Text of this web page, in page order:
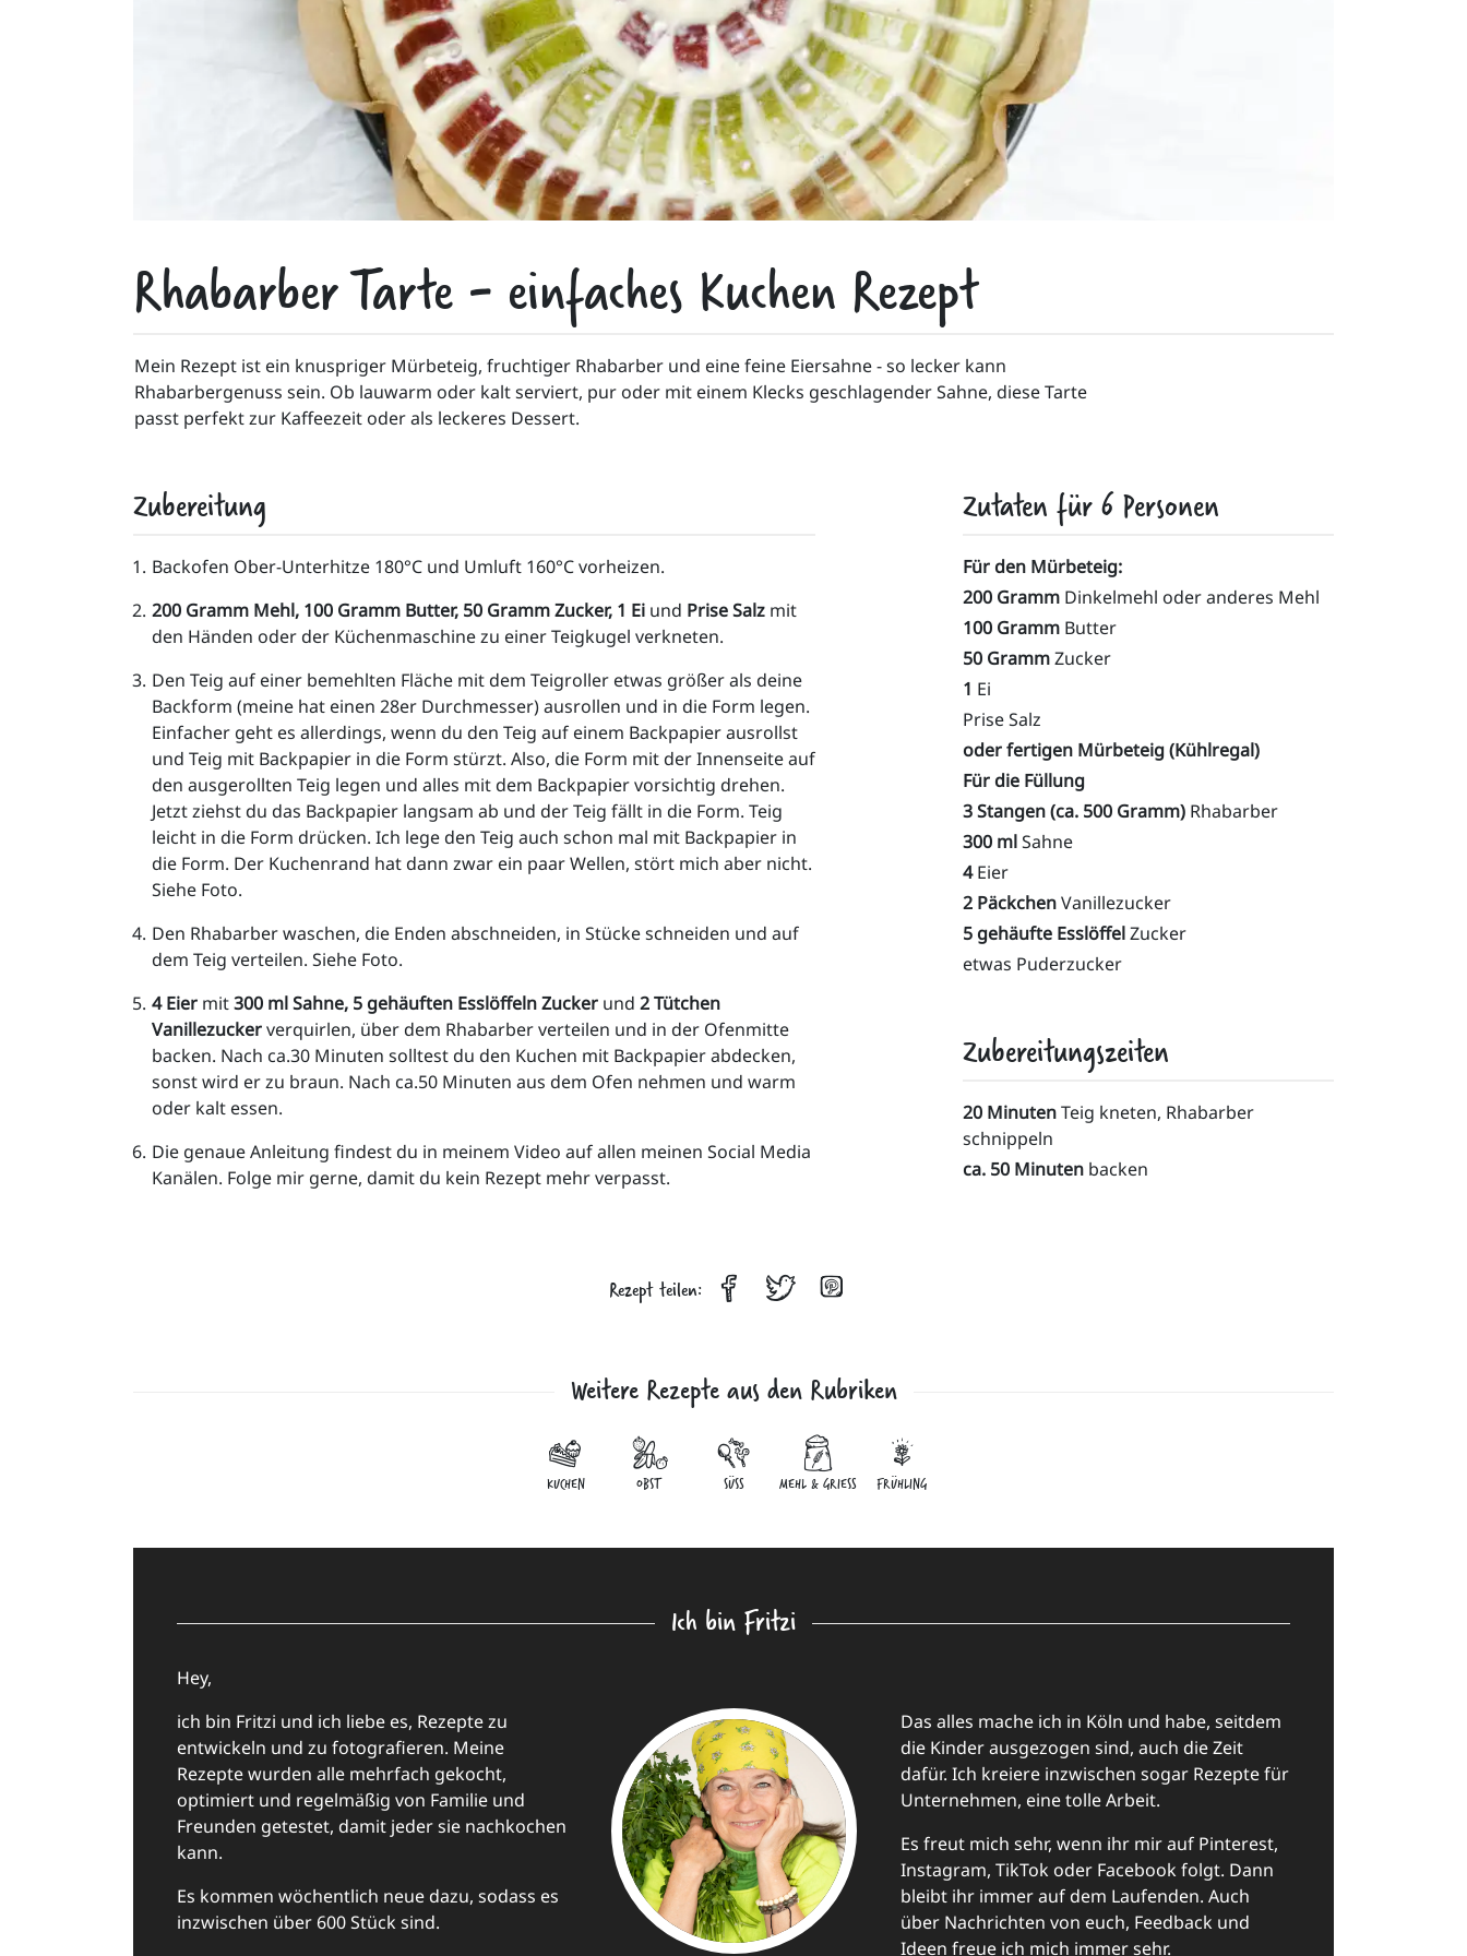
Rhabarber Tarte - einfaches Kuchen Rezept
Mein Rezept ist ein knuspriger Mürbeteig, fruchtiger Rhabarber und eine feine Eiersahne - so lecker kann
Rhabarbergenuss sein. Ob lauwarm oder kalt serviert, pur oder mit einem Klecks geschlagender Sahne, diese Tarte
passt perfekt zur Kaffeezeit oder als leckeres Dessert.
Zutaten für6Personen
Für den Mürbeteig:
200 Gramm Dinkelmehl oder anderes Mehl
100 Gramm Butter
50 GrammZucker
1 Ei
Prise Salz
oder fertigen Mürbeteig (Kühlregal)
Für die Füllung
3 Stangen (ca. 500 Gramm) Rhabarber
300 mlSahne
4Eier
2 PäckchenVanillezucker
5 gehäufte EsslöffelZucker
etwas Puderzucker
Zubereitungszeiten
20 MinutenTeig kneten, Rhabarber
schnippeln
ca. 50 Minuten backen
Zubereitung
Backofen Ober-Unterhitze 180°C und Umluft 160°C vorheizen.
200 Gramm Mehl, 100 Gramm Butter, 50 Gramm Zucker, 1 Ei und Prise Salz mit
den Händen oder der Küchenmaschine zu einer Teigkugel verkneten.
Den Teig auf einer bemehlten Fläche mit dem Teigroller etwas größer als deine
Backform (meine hat einen 28er Durchmesser) ausrollen und in die Form legen.
Einfacher geht es allerdings, wenn du den Teig auf einem Backpapier ausrollst
und Teig mit Backpapier in die Form stürzt. Also, die Form mit der Innenseite auf
den ausgerollten Teig legen und alles mit dem Backpapier vorsichtig drehen.
Jetzt ziehst du das Backpapier langsam ab und der Teig fällt in die Form. Teig
leicht in die Form drücken. Ich lege den Teig auch schon mal mit Backpapier in
die Form. Der Kuchenrand hat dann zwar ein paar Wellen, stört mich aber nicht.
Siehe Foto.
Den Rhabarber waschen, die Enden abschneiden, in Stücke schneiden und auf
dem Teig verteilen. Siehe Foto.
4 Eier mit 300 ml Sahne, 5 gehäuften Esslöffeln Zucker und 2 Tütchen
Vanillezucker verquirlen, über dem Rhabarber verteilen und in der Ofenmitte
backen. Nach ca.30 Minuten solltest du den Kuchen mit Backpapier abdecken,
sonst wird er zu braun. Nach ca.50 Minuten aus dem Ofen nehmen und warm
oder kalt essen.
Die genaue Anleitung findest du in meinem Video auf allen meinen Social Media
Kanälen. Folge mir gerne, damit du kein Rezept mehr verpasst.
Rezept teilen:
Weitere Rezepte aus den Rubriken
KUCHEN OBST SÜSS MEHL & GRIESS FRÜHLING
Ich bin Fritzi
Hey,
ich bin Fritzi und ich liebe es, Rezepte zu
entwickeln und zu fotografieren. Meine
Rezepte wurden alle mehrfach gekocht,
optimiert und regelmäßig von Familie und
Freunden getestet, damit jeder sie nachkochen
kann.
Es kommen wöchentlich neue dazu, sodass es
inzwischen über 600 Stück sind.
Das alles mache ich in Köln und habe, seitdem
die Kinder ausgezogen sind, auch die Zeit
dafür. Ich kreiere inzwischen sogar Rezepte für
Unternehmen, eine tolle Arbeit.
Es freut mich sehr, wenn ihr mir auf Pinterest,
Instagram, TikTok oder Facebook folgt. Dann
bleibt ihr immer auf dem Laufenden. Auch
über Nachrichten von euch, Feedback und
Ideen freue ich mich immer sehr.